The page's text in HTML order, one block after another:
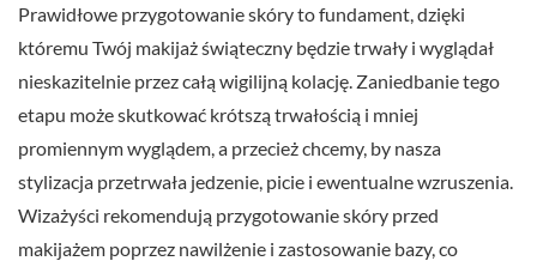
Prawidłowe przygotowanie skóry to fundament, dzięki
któremu Twój makijaż świąteczny będzie trwały i wyglądał
nieskazitelnie przez całą wigilijną kolację. Zaniedbanie tego
etapu może skutkować krótszą trwałością i mniej
promiennym wyglądem, a przecież chcemy, by nasza
stylizacja przetrwała jedzenie, picie i ewentualne wzruszenia.
Wizażyści rekomendują przygotowanie skóry przed
makijażem poprzez nawilżenie i zastosowanie bazy, co